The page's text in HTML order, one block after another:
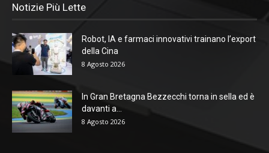
Notizie Più Lette
Robot, IA e farmaci innovativi trainano l’export
della Cina
8 Agosto 2026
In Gran Bretagna Bezzecchi torna in sella ed è
davanti a...
8 Agosto 2026